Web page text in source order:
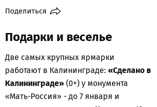
Поделиться
Подарки и веселье
Две самых крупных ярмарки
работают в Калининграде: «Сделано в
Калининграде» (0+) у монумента
«Мать-Россия» - до 7 января и